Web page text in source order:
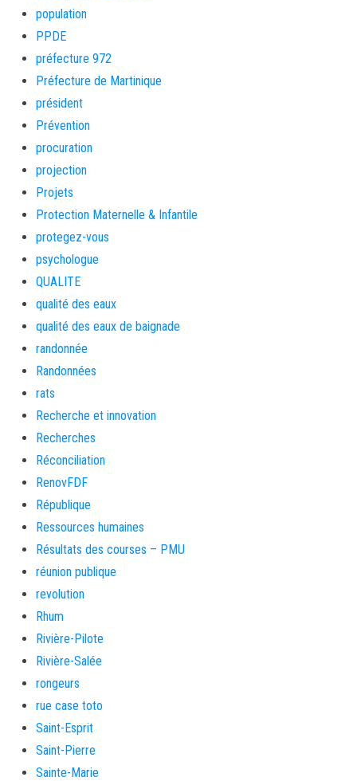
population
PPDE
préfecture 972
Préfecture de Martinique
président
Prévention
procuration
projection
Projets
Protection Maternelle & Infantile
protegez-vous
psychologue
QUALITE
qualité des eaux
qualité des eaux de baignade
randonnée
Randonnées
rats
Recherche et innovation
Recherches
Réconciliation
RenovFDF
République
Ressources humaines
Résultats des courses – PMU
réunion publique
revolution
Rhum
Rivière-Pilote
Rivière-Salée
rongeurs
rue case toto
Saint-Esprit
Saint-Pierre
Sainte-Marie